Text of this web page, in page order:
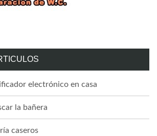
electrónico en casa
la bañera
caseros